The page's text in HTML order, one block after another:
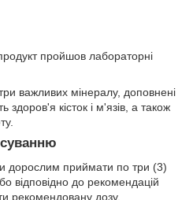
пройшов лабораторні
важливих мінералу, доповнені
здоров'я кісток і м'язів, а також
дорослим приймати по три (3)
відповідно до рекомендацій
рекомендовану дозу.